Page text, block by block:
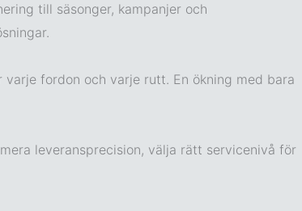
till säsonger, kampanjer och
fordon och varje rutt. En ökning med bara
leveransprecision, välja rätt servicenivå för